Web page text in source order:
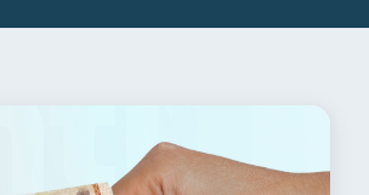
Servicios Derechos & Deberes